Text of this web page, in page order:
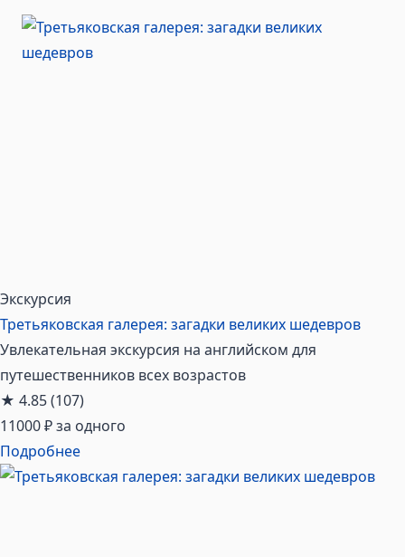
Экскурсия
Третьяковская галерея: загадки великих шедевров
Увлекательная экскурсия на английском для
путешественников всех возрастов
★ 4.85(107)
11000 ₽за одного
Подробнее